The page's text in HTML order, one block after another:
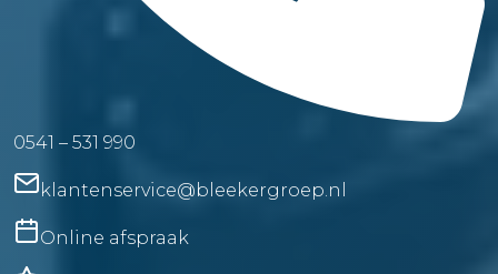
0541 – 531 990
klantenservice@bleekergroep.nl
Online afspraak